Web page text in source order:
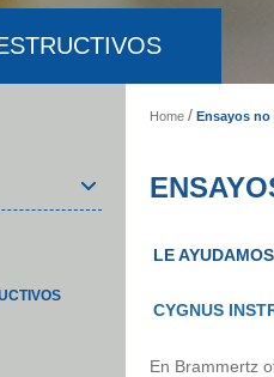
Home Ensayos
LE
CYGNUS
En Brammertz